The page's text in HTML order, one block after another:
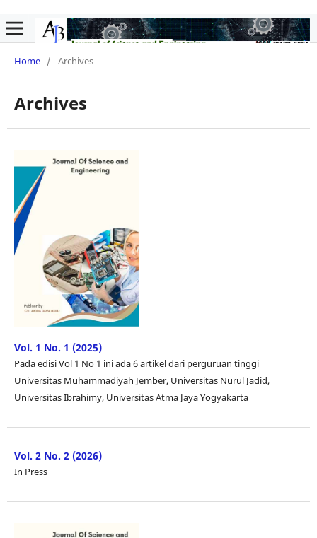
Home / Archives
Archives
Vol. 1 No. 1 (2025)
Pada edisi Vol 1 No 1 ini ada 6 artikel dari perguruan tinggi
Universitas Muhammadiyah Jember, Universitas Nurul Jadid,
Universitas Ibrahimy, Universitas Atma Jaya Yogyakarta
Vol. 2 No. 2 (2026)
In Press